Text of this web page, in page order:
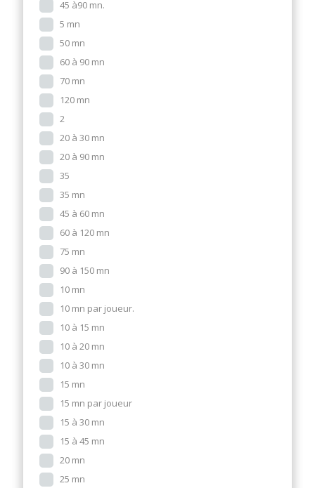
45 à90 mn.
5 mn
50 mn
60 à 90 mn
70 mn
120 mn
2
20 à 30 mn
20 à 90 mn
35
35 mn
45 à 60 mn
60 à 120 mn
75 mn
90 à 150 mn
10 mn
10 mn par joueur.
10 à 15 mn
10 à 20 mn
10 à 30 mn
15 mn
15 mn par joueur
15 à 30 mn
15 à 45 mn
20 mn
25 mn